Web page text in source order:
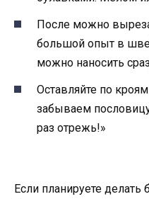
После можно
большой опыт в
можно наносить
Оставляйте по
забываем
раз отрежь!»
Если планируете делать